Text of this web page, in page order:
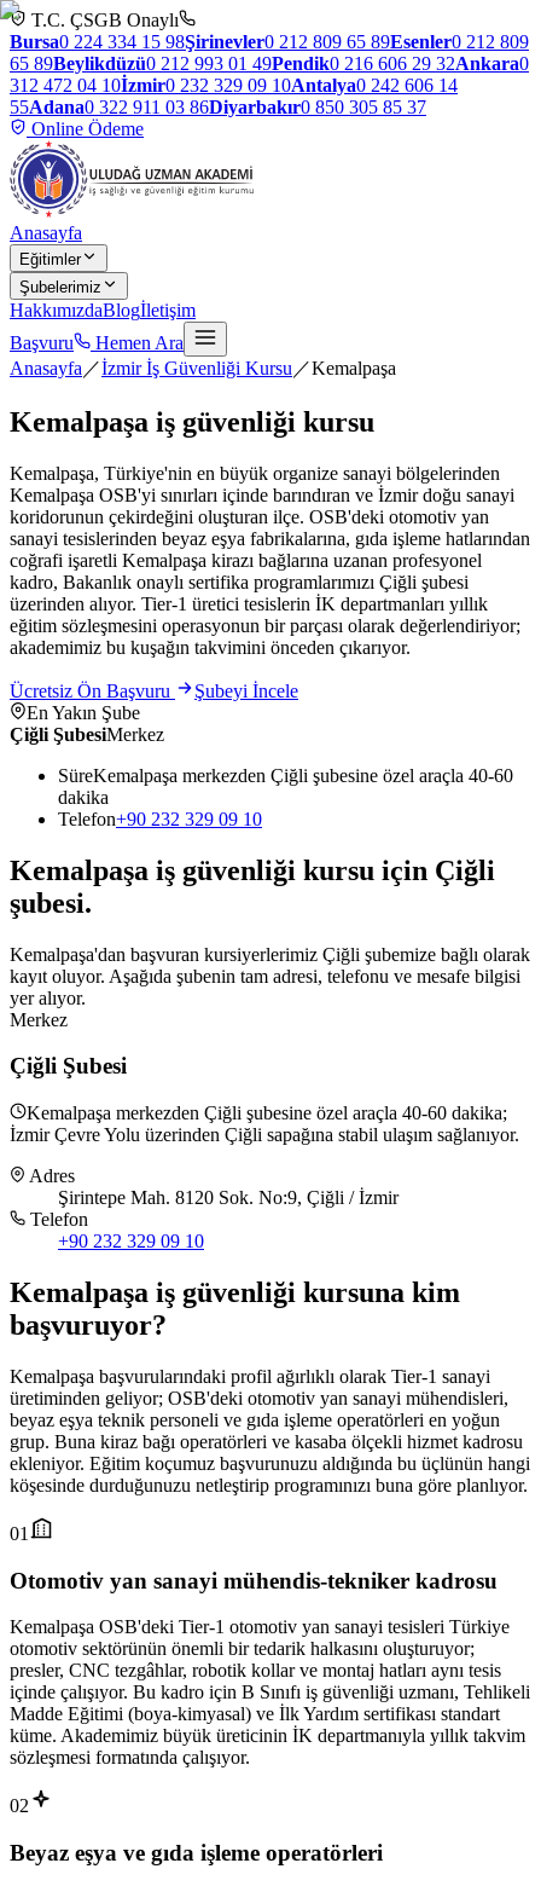
T.C. ÇSGB Onaylı
Bursa0 224 334 15 98Şirinevler0 212 809 65 89Esenler0 212 809
65 89Beylikdüzü0 212 993 01 49Pendik0 216 606 29 32Ankara0
312 472 04 10İzmir0 232 329 09 10Antalya0 242 606 14
55Adana0 322 911 03 86Diyarbakır0 850 305 85 37
Online Ödeme
Anasayfa
Eğitimler
Şubelerimiz
HakkımızdaBlogİletişim
Başvuru
Hemen Ara
Anasayfa ／İzmir İş Güvenliği Kursu ／Kemalpaşa
Kemalpaşa iş güvenliği kursu
Kemalpaşa, Türkiye'nin en büyük organize sanayi bölgelerinden
Kemalpaşa OSB'yi sınırları içinde barındıran ve İzmir doğu sanayi
koridorunun çekirdeğini oluşturan ilçe. OSB'deki otomotiv yan
sanayi tesislerinden beyaz eşya fabrikalarına, gıda işleme hatlarından
coğrafi işaretli Kemalpaşa kirazı bağlarına uzanan profesyonel
kadro, Bakanlık onaylı sertifika programlarımızı Çiğli şubesi
üzerinden alıyor. Tier-1 üretici tesislerin İK departmanları yıllık
eğitim sözleşmesini operasyonun bir parçası olarak değerlendiriyor;
akademimiz bu kuşağın takvimini önceden çıkarıyor.
Ücretsiz Ön Başvuru
Şubeyi İncele
En Yakın Şube
Çiğli ŞubesiMerkez
SüreKemalpaşa merkezden Çiğli şubesine özel araçla 40-60
dakika
Telefon+90 232 329 09 10
Kemalpaşa iş güvenliği kursu için Çiğli
şubesi.
Kemalpaşa'dan başvuran kursiyerlerimiz Çiğli şubemize bağlı olarak
kayıt oluyor. Aşağıda şubenin tam adresi, telefonu ve mesafe bilgisi
yer alıyor.
Merkez
Çiğli Şubesi
Kemalpaşa merkezden Çiğli şubesine özel araçla 40-60 dakika;
İzmir Çevre Yolu üzerinden Çiğli sapağına stabil ulaşım sağlanıyor.
Adres
Şirintepe Mah. 8120 Sok. No:9, Çiğli / İzmir
Telefon
+90 232 329 09 10
Kemalpaşa iş güvenliği kursuna kim
başvuruyor?
Kemalpaşa başvurularındaki profil ağırlıklı olarak Tier-1 sanayi
üretiminden geliyor; OSB'deki otomotiv yan sanayi mühendisleri,
beyaz eşya teknik personeli ve gıda işleme operatörleri en yoğun
grup. Buna kiraz bağı operatörleri ve kasaba ölçekli hizmet kadrosu
ekleniyor. Eğitim koçumuz başvurunuzu aldığında bu üçlünün hangi
köşesinde durduğunuzu netleştirip programınızı buna göre planlıyor.
01
Otomotiv yan sanayi mühendis-tekniker kadrosu
Kemalpaşa OSB'deki Tier-1 otomotiv yan sanayi tesisleri Türkiye
otomotiv sektörünün önemli bir tedarik halkasını oluşturuyor;
presler, CNC tezgâhlar, robotik kollar ve montaj hatları aynı tesis
içinde çalışıyor. Bu kadro için B Sınıfı iş güvenliği uzmanı, Tehlikeli
Madde Eğitimi (boya-kimyasal) ve İlk Yardım sertifikası standart
küme. Akademimiz büyük üreticinin İK departmanıyla yıllık takvim
sözleşmesi formatında çalışıyor.
02
Beyaz eşya ve gıda işleme operatörleri